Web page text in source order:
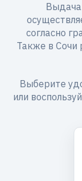
Выдача
согласно
Также в Сочи
Выберите
или